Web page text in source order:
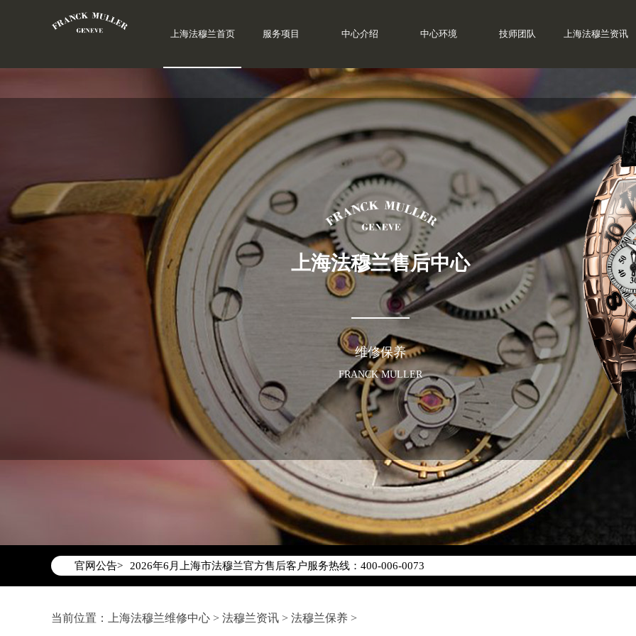
上海法穆兰首页 服务项目 中心介绍 中心环境 技师团队 上海法穆兰资讯
上海法穆兰售后中心
维修保养
FRANCK MULLER
官网公告>
2026年6月法穆兰上海市售后服务网络优化升级公告
2026年6月上海市法穆兰官方售后客户服务热线：400-006-0073
2026年6月法穆兰售后服务中心最新网点地址：
上海市徐汇区虹桥路3号港汇中心写字楼2座37层3705室（需提前预约）
上海市黄浦区南京东路299号宏伊国际广场写字楼8层806室法穆兰售后服务中心（需提前预约）
当前位置： 上海法穆兰维修中心 > 法穆兰资讯 > 法穆兰保养 >